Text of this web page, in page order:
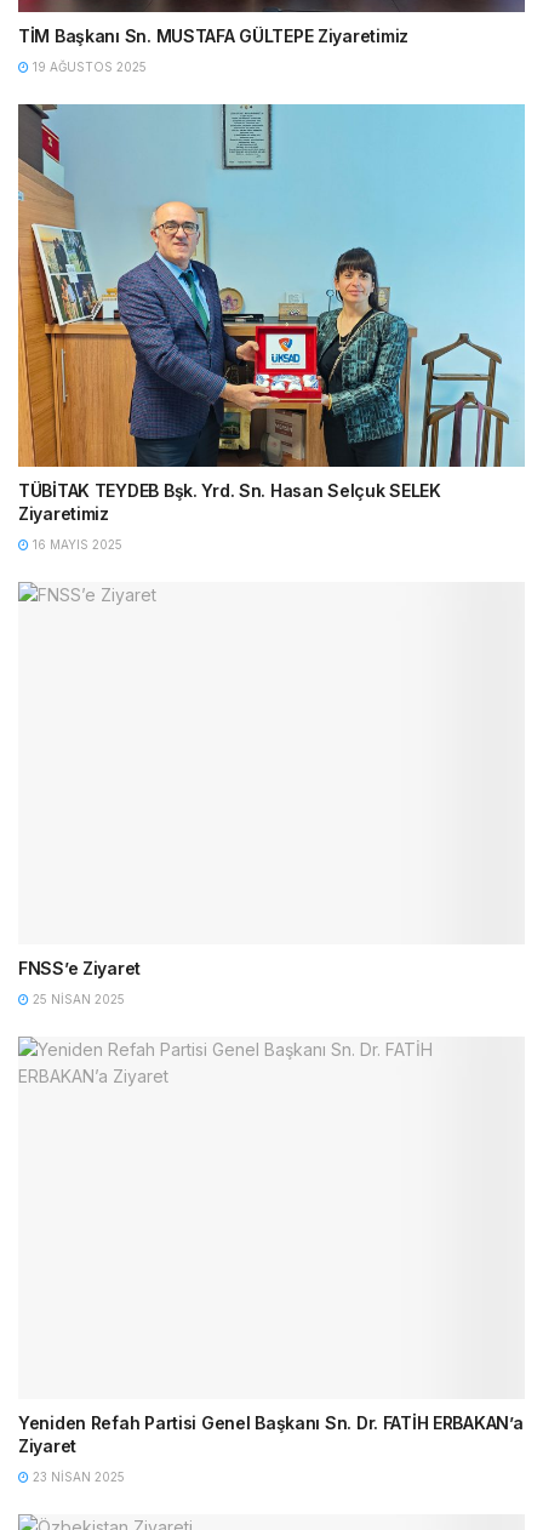
TİM Başkanı Sn. MUSTAFA GÜLTEPE Ziyaretimiz
19 AĞUSTOS 2025
TÜBİTAK TEYDEB Bşk. Yrd. Sn. Hasan Selçuk SELEK
Ziyaretimiz
16 MAYIS 2025
FNSS’e Ziyaret
25 NISAN 2025
Yeniden Refah Partisi Genel Başkanı Sn. Dr. FATİH ERBAKAN’a
Ziyaret
23 NISAN 2025